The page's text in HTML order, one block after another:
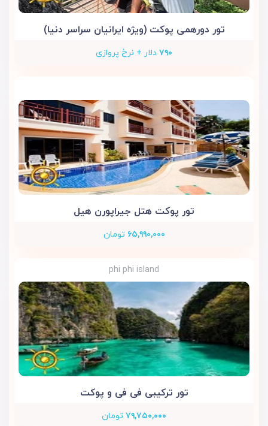
تور دورهمی پوکت (ویژه ایرانیان سراسر دنیا)
۷۹۰ دلار + نرخ پروازی
تور پوکت هتل جیراپورن هیل
۶۵,۹۹۰,۰۰۰ تومان
phi phi island
تور ترکیبی فی فی و پوکت
۷۹,۷۵۰,۰۰۰ تومان